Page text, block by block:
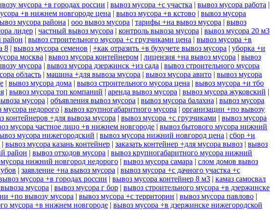
мусора +в городах россии | вывоз мусора +с участка | вывоз мусора работа |
+в нижнем новгороде цена | вывоз мусора +в кстово | вывоз мусора
мусора района | ооо вывоз мусора | тарифы +на вывоз мусора | вывоз
лидер | частный вывоз мусора | контроль вывоза мусора | вывоз мусора 20 м3
район | вывоз строительного мусора +с грузчиками цена | вывоз мусора +в
8 | вывоз мусора семенов | +как отразить +в бухучете вывоз мусора | уборка +и
москва | вывоз мусора контейнером | лицензия +на вывоз мусора | вывоз
мусора | вывоз мусора дзержинск +из сада | вывоз строительного мусора
область | машина +для вывоза мусора | вывоз мусора авито | вывоз мусора
| вывоз мусора дома | вывоз строительного мусора цена | вывоз мусора +и тбо
| вывоз мусора топ компаний | аренда вывоз мусора | вывоз мусора жуковский |
мусора | объявления вывоз мусора | вывоз мусора балахна | вывоз мусора
мусора недорого | вывоз крупногабаритного мусора | организации +по вывозу
контейнеров +для вывоза мусора | вывоз мусора +с грузчиками | вывоз мусора
мусора частное лицо +в нижнем новгороде | вывоз бытового мусора нижний
мусора нижегородский | вывоз мусора нижний новгород цена | сбор +и
| вывоз мусора казань контейнер | заказать контейнер +для мусора вывоз | вывоз
район | вывоз отходов мусора | вывоз крупногабаритного мусора нижний
нижний новгород недорого | вывоз мусора самара | слом домов вывоз
| заявление +на вывоз мусора | вывоз мусора +с дачного участка +с
мусора +в городах россии | вывоз мусора контейнер 8 м3 | камаз самосвал
мусора | вывоз мусора г бор | вывоз строительного мусора +в дзержинске
+по вывозу мусора | вывоз мусора +с территории | вывоз мусора павлово |
мусора +в нижнем новгороде | вывоз мусора +в дзержинске нижегородской